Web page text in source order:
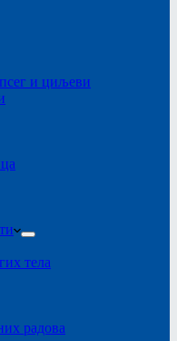
и циљеви
тела
радова